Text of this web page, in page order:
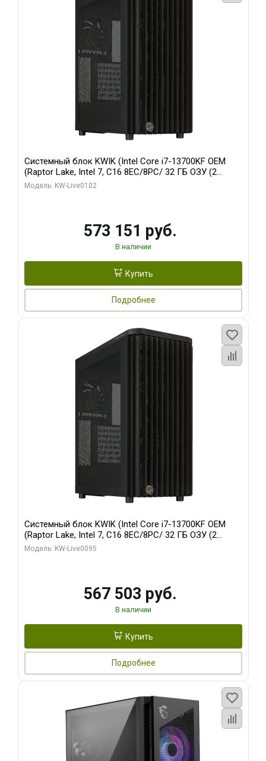
Системный блок KWIK (Intel Core i7-13700KF OEM
(Raptor Lake, Intel 7, C16 8EC/8PC/ 32 ГБ ОЗУ (2
модуля)/ Afox RTX4090 24GB GDDR6X 384-Bit 3xDP
Модель: KW-Live0102
573 151 руб.
В наличии
Купить
Подробнее
Системный блок KWIK (Intel Core i7-13700KF OEM
(Raptor Lake, Intel 7, C16 8EC/8PC/ 32 ГБ ОЗУ (2
модуля)/ Afox RTX4090 24GB GDDR6X 384-Bit 3xDP
Модель: KW-Live0095
567 503 руб.
В наличии
Купить
Подробнее